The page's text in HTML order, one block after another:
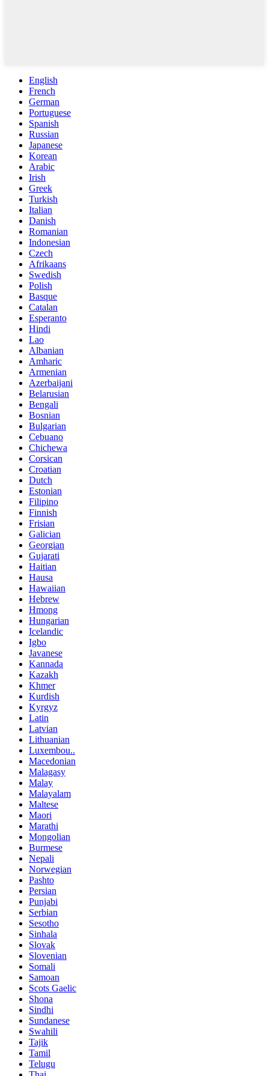
English
French
German
Portuguese
Spanish
Russian
Japanese
Korean
Arabic
Irish
Greek
Turkish
Italian
Danish
Romanian
Indonesian
Czech
Afrikaans
Swedish
Polish
Basque
Catalan
Esperanto
Hindi
Lao
Albanian
Amharic
Armenian
Azerbaijani
Belarusian
Bengali
Bosnian
Bulgarian
Cebuano
Chichewa
Corsican
Croatian
Dutch
Estonian
Filipino
Finnish
Frisian
Galician
Georgian
Gujarati
Haitian
Hausa
Hawaiian
Hebrew
Hmong
Hungarian
Icelandic
Igbo
Javanese
Kannada
Kazakh
Khmer
Kurdish
Kyrgyz
Latin
Latvian
Lithuanian
Luxembou..
Macedonian
Malagasy
Malay
Malayalam
Maltese
Maori
Marathi
Mongolian
Burmese
Nepali
Norwegian
Pashto
Persian
Punjabi
Serbian
Sesotho
Sinhala
Slovak
Slovenian
Somali
Samoan
Scots Gaelic
Shona
Sindhi
Sundanese
Swahili
Tajik
Tamil
Telugu